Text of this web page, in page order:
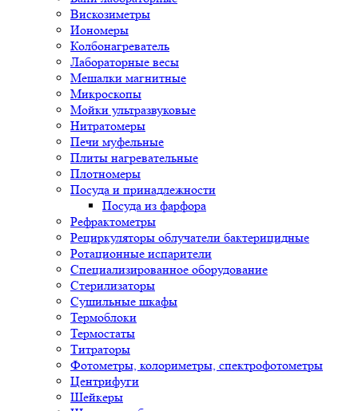
Вискозиметры
Иономеры
Колбонагреватель
Лабораторные весы
Мешалки магнитные
Микроскопы
Мойки ультразвуковые
Нитратомеры
Печи муфельные
Плиты нагревательные
Плотномеры
Посуда и принадлежности
Посуда из фарфора
Рефрактометры
Рециркуляторы облучатели бактерицидные
Ротационные испарители
Специализированное оборудование
Стерилизаторы
Сушильные шкафы
Термоблоки
Термостаты
Титраторы
Фотометры, колориметры, спектрофотометры
Центрифуги
Шейкеры